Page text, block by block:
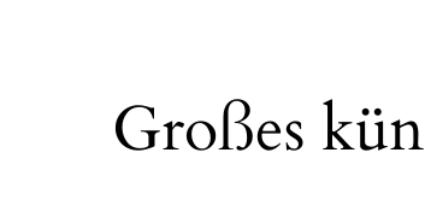
Großes